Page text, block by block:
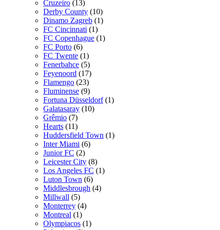
Cruzeiro (13)
Derby County (10)
Dinamo Zagreb (1)
FC Cincinnati (1)
FC Copenhague (1)
FC Porto (6)
FC Twente (1)
Fenerbahce (5)
Feyenoord (17)
Flamengo (23)
Fluminense (9)
Fortuna Düsseldorf (1)
Galatasaray (10)
Grêmio (7)
Hearts (11)
Huddersfield Town (1)
Inter Miami (6)
Junior FC (2)
Leicester City (8)
Los Angeles FC (1)
Luton Town (6)
Middlesbrough (4)
Millwall (5)
Monterrey (4)
Montreal (1)
Olympiacos (1)